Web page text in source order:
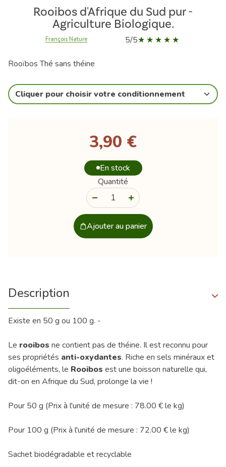
Rooibos d'Afrique du Sud pur -
Agriculture Biologique.
François Nature 5/5
Rooïbos Thé sans théine
Cliquer pour choisir votre conditionnement
3,90 €
En stock
Quantité
Ajouter au panier
Description
Existe en 50 g ou 100 g. -
Le rooibos ne contient pas de théine. Il est reconnu pour
ses propriétés anti-oxydantes. Riche en sels minéraux et
oligoéléments, le Rooibos est une boisson naturelle qui,
dit-on en Afrique du Sud, prolonge la vie !
Pour 50 g (Prix à l'unité de mesure : 78.00 € le kg)
Pour 100 g (Prix à l'unité de mesure : 72.00 € le kg)
Sachet biodégradable et recyclable